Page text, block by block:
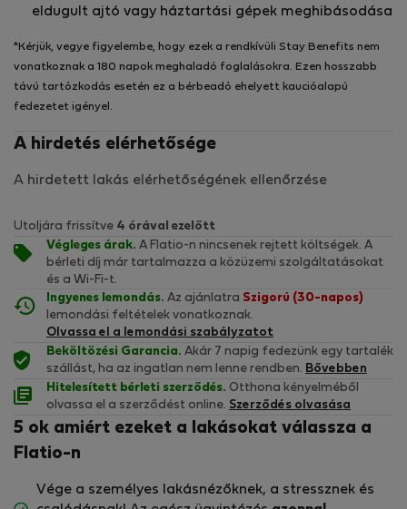
eldugult ajtó vagy háztartási gépek meghibásodása
*Kérjük, vegye figyelembe, hogy ezek a rendkívüli Stay Benefits nem
vonatkoznak a 180 napok meghaladó foglalásokra. Ezen hosszabb
távú tartózkodás esetén ez a bérbeadó ehelyett kaucióalapú
fedezetet igényel.
A hirdetés elérhetősége
A hirdetett lakás elérhetőségének ellenőrzése
Utoljára frissítve 4 órával ezelőtt
Végleges árak. A Flatio-n nincsenek rejtett költségek. A
bérleti díj már tartalmazza a közüzemi szolgáltatásokat
és a Wi-Fi-t.
Ingyenes lemondás. Az ajánlatra Szigorú (30-napos)
lemondási feltételek vonatkoznak.
Olvassa el a lemondási szabályzatot
Beköltözési Garancia. Akár 7 napig fedezünk egy tartalék
szállást, ha az ingatlan nem lenne rendben. Bővebben
Hitelesített bérleti szerződés. Otthona kényelméből
olvassa el a szerződést online. Szerződés olvasása
5 ok amiért ezeket a lakásokat válassza a
Flatio-n
Vége a személyes lakásnézőknek, a stressznek és